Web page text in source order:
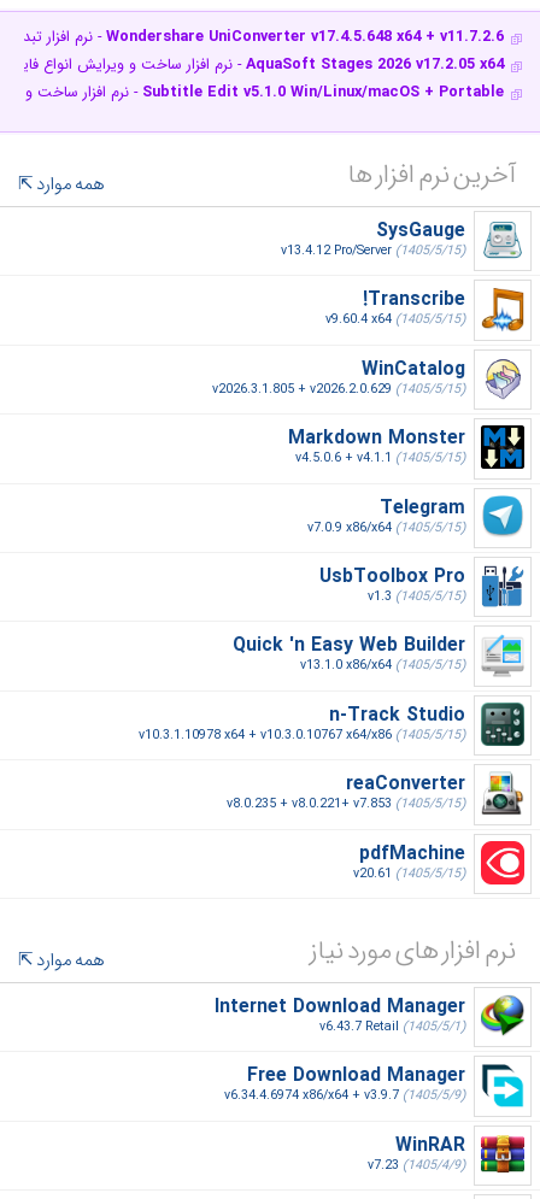
Wondershare UniConverter v17.4.5.648 x64 + v11.7.2.6- نرم افزار
AquaSoft Stages 2026 v17.2.05 x64- نرم افزار ساخت و ویرایش انواع فایل
Subtitle Edit v5.1.0 Win/Linux/macOS + Portable - نرم افزار ساخت و
آخرین نرم افزار ها
همه موارد
SysGauge
v13.4.12 Pro/Server (1405/5/15)
Transcribe!
v9.60.4 x64 (1405/5/15)
WinCatalog
v2026.3.1.805 + v2026.2.0.629 (1405/5/15)
Markdown Monster
v4.5.0.6 + v4.1.1 (1405/5/15)
Telegram
v7.0.9 x86/x64 (1405/5/15)
UsbToolbox Pro
v1.3 (1405/5/15)
Quick 'n Easy Web Builder
v13.1.0 x86/x64 (1405/5/15)
n-Track Studio
v10.3.1.10978 x64 + v10.3.0.10767 x64/x86 (1405/5/15)
reaConverter
v8.0.235 + v8.0.221+ v7.853 (1405/5/15)
pdfMachine
v20.61 (1405/5/15)
نرم افزار های مورد نیاز
همه موارد
Internet Download Manager
v6.43.7 Retail (1405/5/1)
Free Download Manager
v6.34.4.6974 x86/x64 + v3.9.7 (1405/5/9)
WinRAR
v7.23 (1405/4/9)